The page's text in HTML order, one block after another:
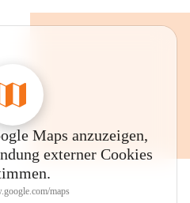
Maps anzuzeigen,
externer Cookies
maps